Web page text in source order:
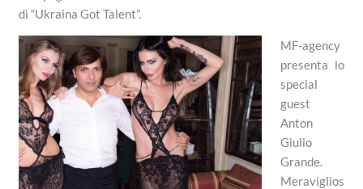
di “Ukraina Got Talent”.
MF-agency
presenta lo
special
guest
Anton
Giulio
Grande.
Meraviglios